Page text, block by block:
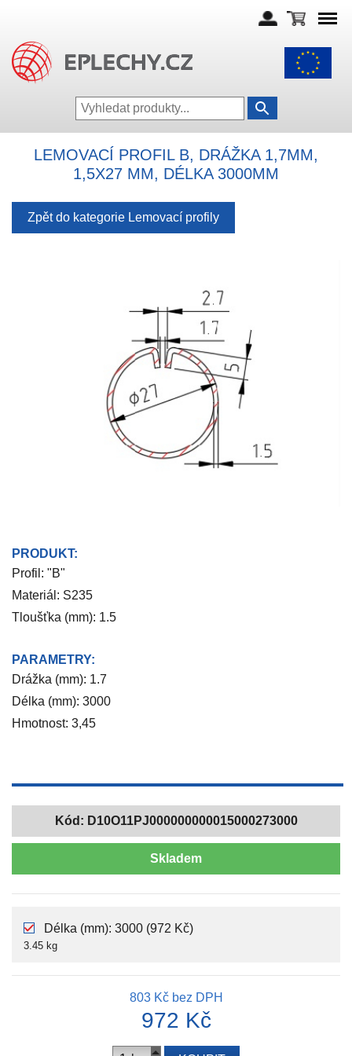
LEMOVACÍ PROFIL B, DRÁŽKA 1,7MM,
1,5X27 MM, DÉLKA 3000MM
Zpět do kategorie Lemovací profily
PRODUKT:
Profil: "B"
Materiál: S235
Tloušťka (mm): 1.5
PARAMETRY:
Drážka (mm): 1.7
Délka (mm): 3000
Hmotnost: 3,45
Kód: D10O11PJ000000000015000273000
Skladem
Délka (mm): 3000 (972 Kč)
3.45 kg
803 Kčbez DPH
972 Kč